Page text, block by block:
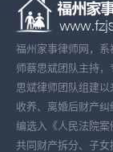
福州家事律师网，
师蔡思斌团队主持
思斌律师团队组建以
收养、离婚后财产
编选入《人民法院案
共同财产拆分、子